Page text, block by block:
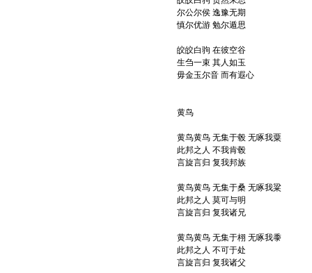
尔公尔侯 逸豫无期
慎尔优游 勉尔遁思
皎皎白驹 在彼空谷
生刍一束 其人如玉
毋金玉尔音 而有遐心
黄鸟
黄鸟黄鸟 无集于毂 无啄我粟
此邦之人 不我肯毂
言旋言归 复我邦族
黄鸟黄鸟 无集于桑 无啄我粱
此邦之人 莫可与明
言旋言归 复我诸兄
黄鸟黄鸟 无集于栩 无啄我黍
此邦之人 不可于处
言旋言归 复我诸父